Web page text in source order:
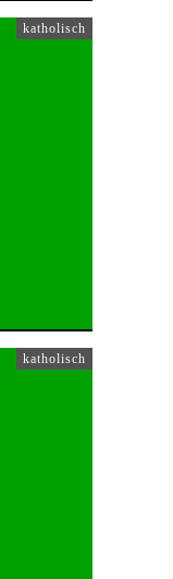
katholisch
katholisch